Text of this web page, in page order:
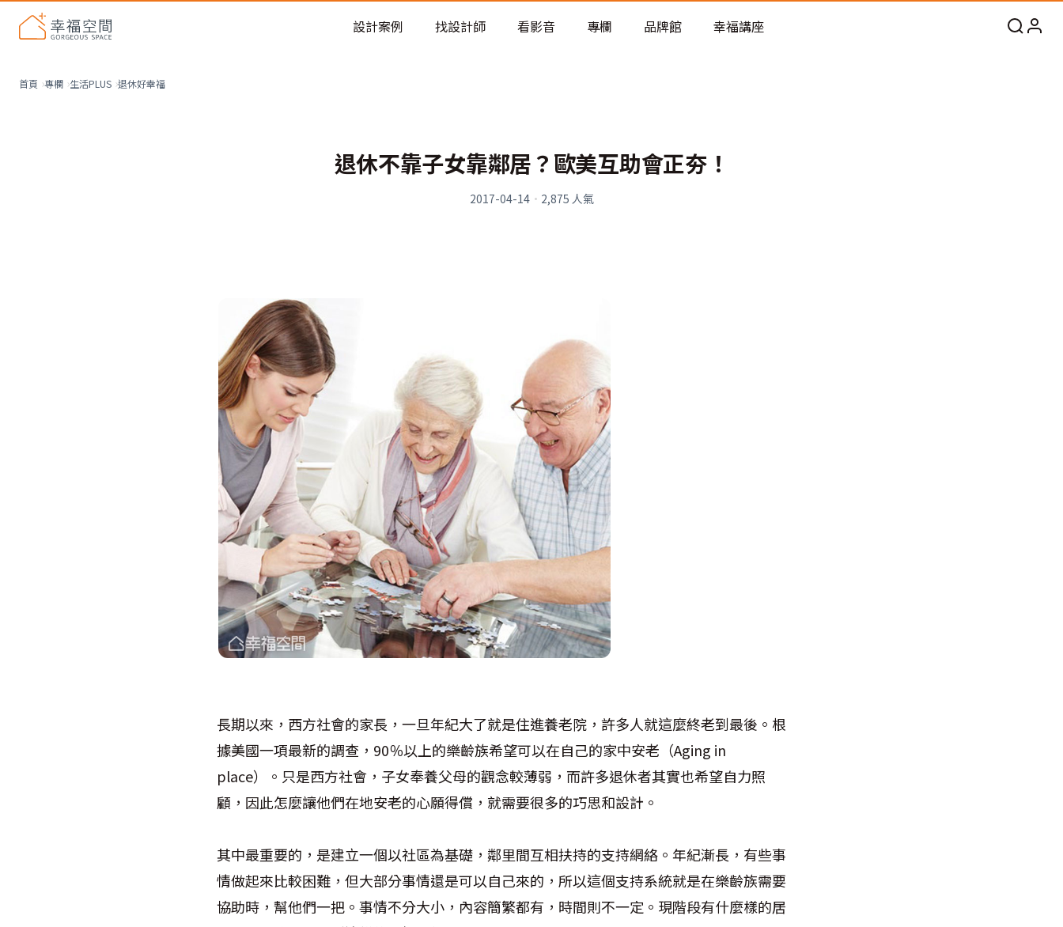
老屋預算分配與高 CP 值煥新術
設計案例 找設計師 看影音 專欄 品牌館 幸福講座
首頁 專欄 生活PLUS 退休好幸福
退休不靠子女靠鄰居？歐美互助會正夯！
2017-04-14· 2,875 人氣
長期以來，西方社會的家長，一旦年紀大了就是住進養老院，許多人就這麼終老到最後。根
據美國一項最新的調查，90％以上的樂齡族希望可以在自己的家中安老（Aging in
place）。只是西方社會，子女奉養父母的觀念較薄弱，而許多退休者其實也希望自力照
顧，因此怎麼讓他們在地安老的心願得償，就需要很多的巧思和設計。
其中最重要的，是建立一個以社區為基礎，鄰里間互相扶持的支持網絡。年紀漸長，有些事
情做起來比較困難，但大部分事情還是可以自己來的，所以這個支持系統就是在樂齡族需要
協助時，幫他們一把。事情不分大小，內容簡繁都有，時間則不一定。現階段有什麼樣的居